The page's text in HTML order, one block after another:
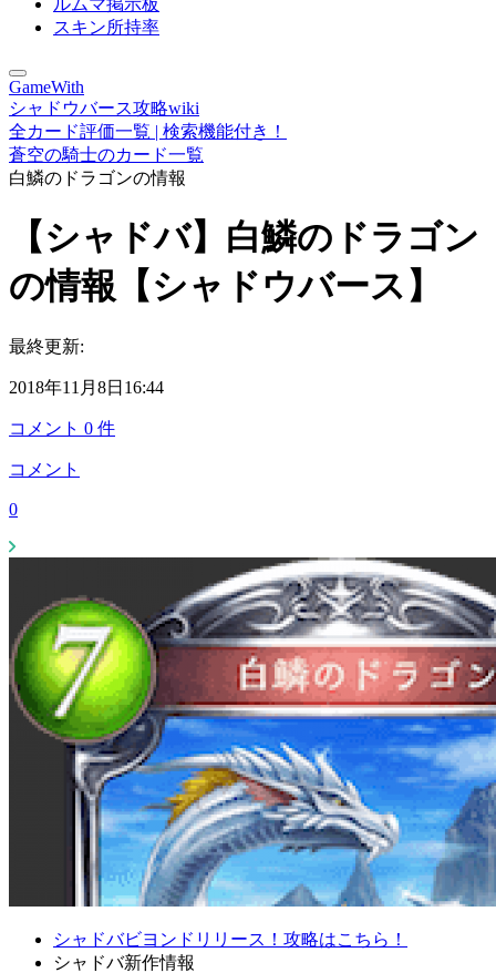
ルムマ掲示板
スキン所持率
GameWith
シャドウバース攻略wiki
全カード評価一覧 | 検索機能付き！
蒼空の騎士のカード一覧
白鱗のドラゴンの情報
【シャドバ】白鱗のドラゴン
の情報【シャドウバース】
最終更新:
2018年11月8日16:44
コメント 0 件
コメント
0
シャドバビヨンドリリース！攻略はこちら！
シャドバ新作情報